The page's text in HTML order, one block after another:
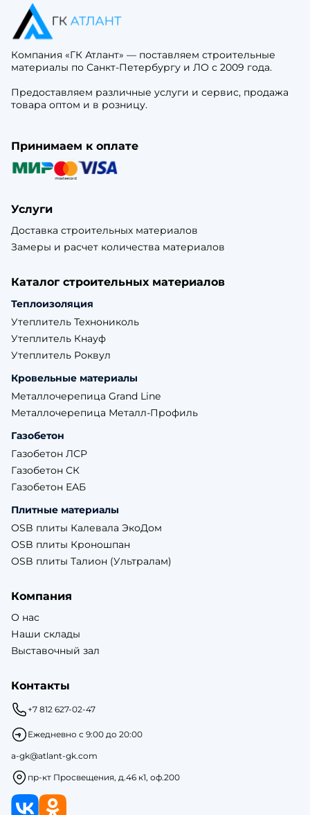
Компания «ГК Атлант» — поставляем строительные
материалы по Санкт-Петербургу и ЛО с 2009 года.
Предоставляем различные услуги и сервис, продажа
товара оптом и в розницу.
Принимаем к оплате
Услуги
Доставка строительных материалов
Замеры и расчет количества материалов
Каталог строительных материалов
Теплоизоляция
Утеплитель Технониколь
Утеплитель Кнауф
Утеплитель Роквул
Кровельные материалы
Металлочерепица Grand Line
Металлочерепица Металл-Профиль
Газобетон
Газобетон ЛСР
Газобетон СК
Газобетон ЕАБ
Плитные материалы
OSB плиты Калевала ЭкоДом
OSB плиты Кроношпан
OSB плиты Талион (Ультралам)
Компания
О нас
Наши склады
Выставочный зал
Контакты
+7 812 627-02-47
Ежедневно с 9:00 до 20:00
a-gk@atlant-gk.com
пр-кт Просвещения, д.46 к1, оф.200